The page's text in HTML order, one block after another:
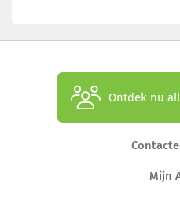
Ontdek nu
Mijn